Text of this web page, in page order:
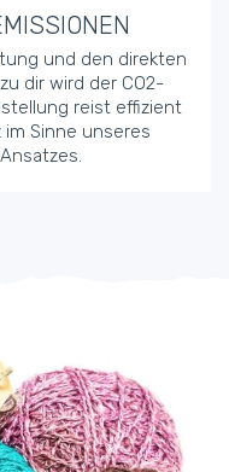
und den direkten
dir wird der CO2-
reist effizient
Sinne unseres